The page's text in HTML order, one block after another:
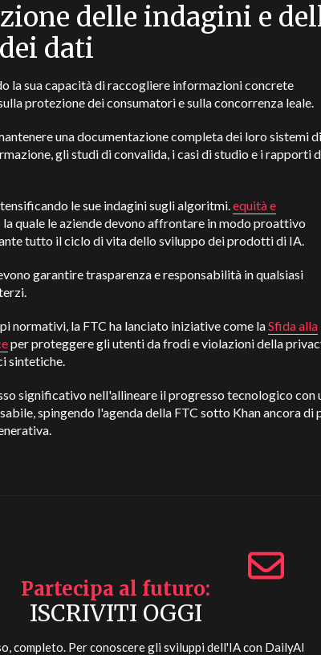
delle indagini e
dati
la sua capacità di raccogliere informazioni concrete
protezione dei consumatori e sulla concorrenza leale.
una documentazione completa dei loro sistemi
gli studi di convalida, i casi di studio e i rapporti
le sue indagini sugli algoritmi.equità e
la quale le aziende devono affrontare in modo proattivo
tutto il ciclo di vita dello sviluppo dei prodotti di IA.
garantire trasparenza e responsabilità in qualsiasi
normativi, la FTC ha lanciato iniziative come laSfida alla
per proteggere gli utenti da frodi e violazioni della
sintetiche.
significativo nell'allineare il progresso tecnologico con
spingendo l'agenda della FTC sotto Khan ancora di
Partecipa al futuro
ISCRIVITI OGGI
completo. Per conoscere gli sviluppi dell'IA con DailyAI